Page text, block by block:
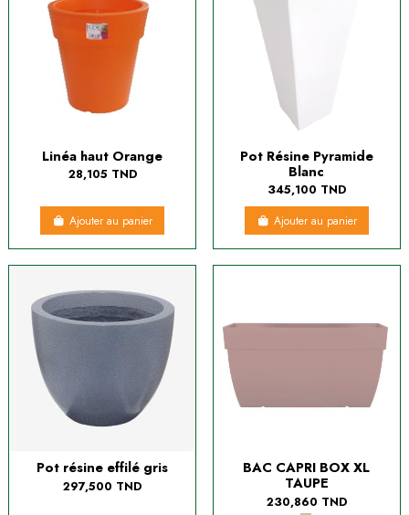
Linéa haut Orange
28,105 TND
Ajouter au panier
Pot Résine Pyramide
Blanc
345,100 TND
Ajouter au panier
Pot résine effilé gris
297,500 TND
BAC CAPRI BOX XL
TAUPE
230,860 TND